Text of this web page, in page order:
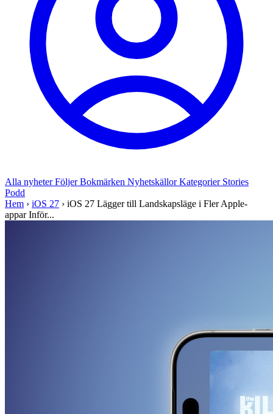
Alla nyheterFöljerBokmärken NyhetskällorKategorier Stories
Podd
Hem › iOS 27 › iOS 27 Lägger till Landskapsläge i Fler Apple-
appar Inför...